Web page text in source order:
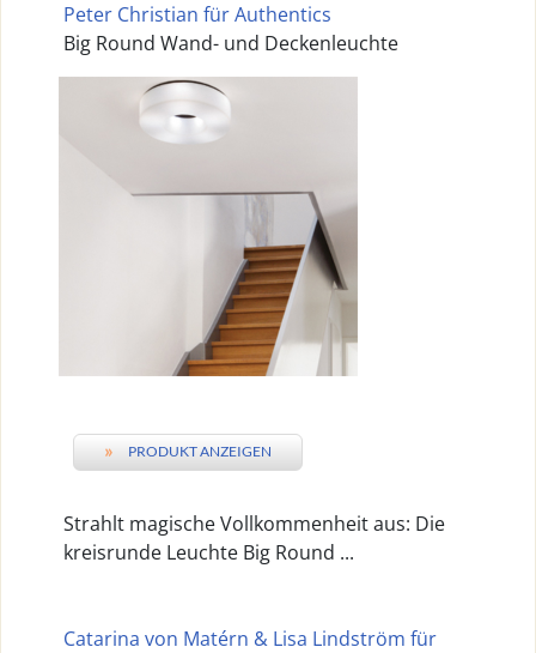
Peter Christian für Authentics
Big Round Wand- und Deckenleuchte
» PRODUKT ANZEIGEN
Strahlt magische Vollkommenheit aus: Die
kreisrunde Leuchte Big Round ...
Catarina von Matérn & Lisa Lindström für